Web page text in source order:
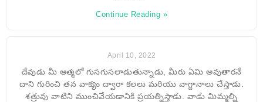
Continue Reading »
April 10, 2022
దేవుడు మీ ఆత్మలో గుసగుసలాడుతున్నాడు, మీరు ఏమి అవుతారనే
దాని గురించి తన వాక్యం ద్వారా కలలు మరియు వాగ్దానాలు చేస్తాడు.
శత్రువు వాటిని ముంచివేయడానికి ప్రయత్నిస్తాడు. వాడు మిమ్మల్ని